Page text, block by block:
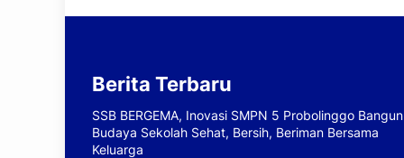
Berita Terbaru
SSB BERGEMA, Inovasi SMPN 5 Probolinggo Bangun
Budaya Sekolah Sehat, Bersih, Beriman Bersama
Keluarga